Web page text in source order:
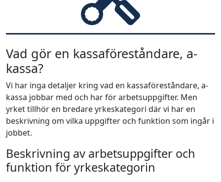
Vad gör en kassaföreståndare, a-
kassa?
Vi har inga detaljer kring vad en kassaföreståndare, a-
kassa jobbar med och har för arbetsuppgifter. Men
yrket tillhör en bredare yrkeskategori där vi har en
beskrivning om vilka uppgifter och funktion som ingår i
jobbet.
Beskrivning av arbetsuppgifter och
funktion för yrkeskategorin